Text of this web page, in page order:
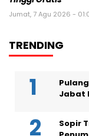
Jumat, 7 Agu 2026 -
TRENDING
Jabat
Sopir